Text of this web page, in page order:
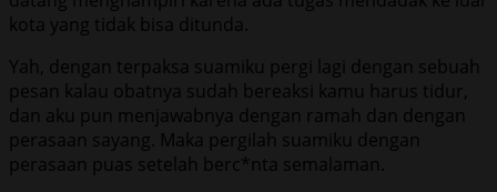
kota yang tidak bisa ditunda.
Yah, dengan terpaksa suamiku pergi lagi dengan sebuah
pesan kalau obatnya sudah bereaksi kamu harus tidur,
dan aku pun menjawabnya dengan ramah dan dengan
perasaan sayang. Maka pergilah suamiku dengan
perasaan puas setelah berc*nta semalaman.